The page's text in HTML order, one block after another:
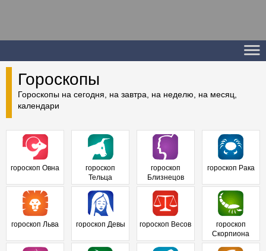
Гороскопы
Гороскопы на сегодня, на завтра, на неделю, на месяц,
календари
гороскоп Овна
гороскоп
Тельца
гороскоп
Близнецов
гороскоп Рака
гороскоп Льва гороскоп Девы гороскоп Весов
гороскоп
Скорпиона